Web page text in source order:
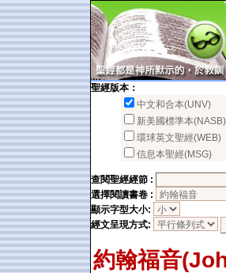
聖經版本：
中文和合本(UNV)
新美國標準本(NASB)
環球英文聖經(WEB)
信息本聖經(MSG)
查閱聖經經節 :
選擇閱讀書卷 :
顯示字型大小:
經文呈現方式:
約翰福音